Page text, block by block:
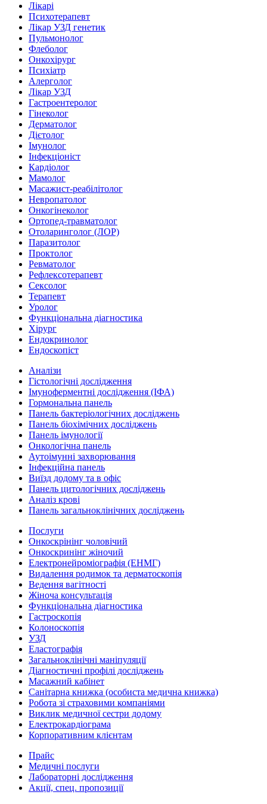
Лікарі
Психотерапевт
Лікар УЗД генетик
Пульмонолог
Флеболог
Онкохірург
Психіатр
Алерголог
Лікар УЗД
Гастроентеролог
Гінеколог
Дерматолог
Дієтолог
Імунолог
Інфекціоніст
Кардіолог
Мамолог
Масажист-реабілітолог
Невропатолог
Онкогінеколог
Ортопед-травматолог
Отоларинголог (ЛОР)
Паразитолог
Проктолог
Ревматолог
Рефлексотерапевт
Сексолог
Терапевт
Уролог
Функціональна діагностика
Хірург
Ендокринолог
Ендоскопіст
Аналізи
Гістологічні дослідження
Імуноферментні дослідження (ІФА)
Гормональна панель
Панель бактеріологічних досліджень
Панель біохімічних досліджень
Панель імунології
Онкологічна панель
Аутоімунні захворювання
Інфекційна панель
Виїзд додому та в офіс
Панель цитологічних досліджень
Аналіз крові
Панель загальноклінічних досліджень
Послуги
Онкоскрінінг чоловічий
Онкоскринінг жіночий
Електронейроміографія (ЕНМГ)
Видалення родимок та дерматоскопія
Ведення вагітності
Жіноча консультація
Функціональна діагностика
Гастроскопія
Колоноскопія
УЗД
Еластографія
Загальноклінічні маніпуляції
Діагностичні профілі досліджень
Масажний кабінет
Санітарна книжка (особиста медична книжка)
Робота зі страховими компаніями
Виклик медичної сестри додому
Електрокардіограма
Корпоративним клієнтам
Прайс
Медичні послуги
Лабораторні дослідження
Акції, спец. пропозиції